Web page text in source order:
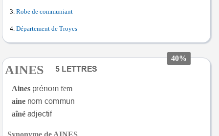
Robe de communiant
Département de Troyes
40%
AINES
Aines
fem
aine
aîné
Synonyme de AINES